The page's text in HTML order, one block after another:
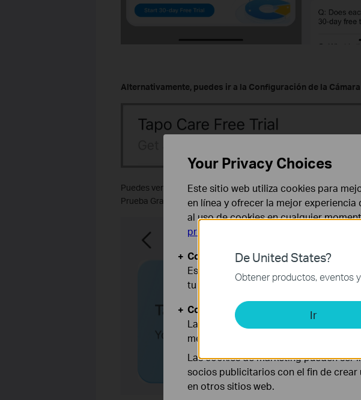
Alternativamente, puedes ir a la Configuración de la
Puedes ver los días restantes de prueba en Vista en Vivo ->
Prueba Gratuita de Tapo Care.
De United States?
Obtener productos, eventos
Ir
Your Privacy Choices
Este sitio web utiliza cookies para
en línea y ofrecer la mejor
al uso de cookies en cualquier
privacidad
Cookies Básicas
Estas cookies son necesarias para el
tu sistema.
Cookies de Análisis y de Marketing
Las cookies de análisis nos permiten
mejorar y adaptar la funcionalidad del
Las cookies de marketing pueden
socios publicitarios con el fin de
en otros sitios web.